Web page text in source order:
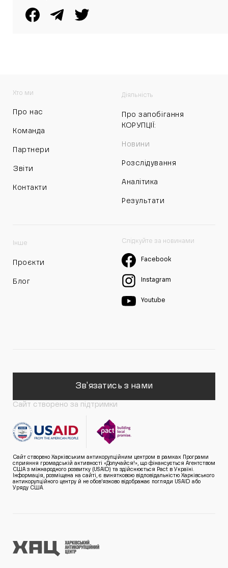
Хто ми
Про нас
Команда
Партнери
Звіти
Контакти
Діяльність
Про запобігання
КОРУПЦІЇ:
Новини
Розслідування
Аналітика
Результати
Інше
Проєкти
Блог
Слідкуйте за новинами
Facebook
Instagram
Youtube
Зв'язатись з нами
Сайт створено за підтримки
Сайт створено Харківським антикорупційним центром в рамках Програми
сприяння громадській активності «Долучайся!», що фінансується Агентством
США з міжнародного розвитку (USAID) та здійснюється Pact в Україні.
Інформація, розміщена на сайті, є винятковою відповідальністю Харківського
антикорупційного центру й не обов’язково відображає погляди USAID або
Уряду США.